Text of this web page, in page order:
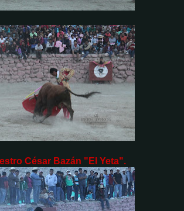
César Bazán "El Yeta".